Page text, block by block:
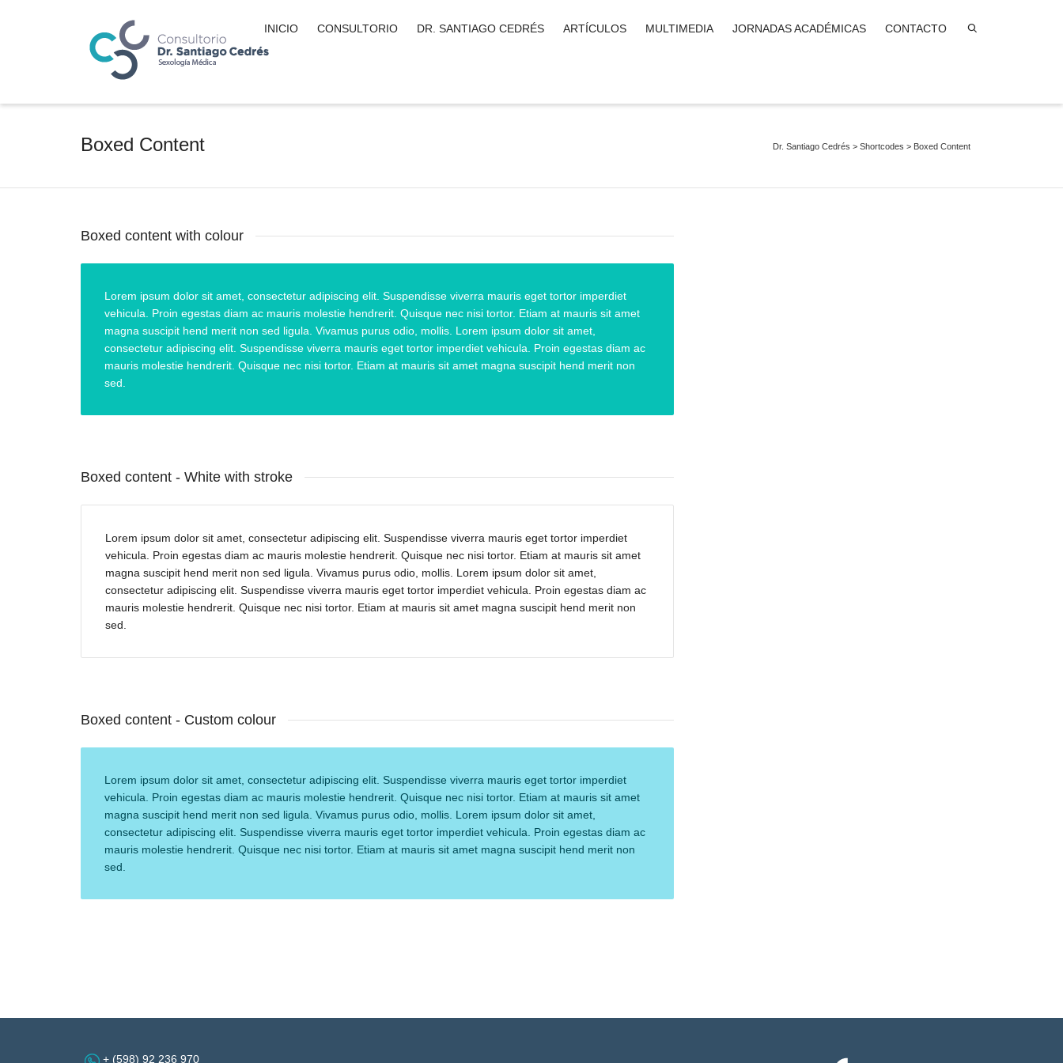
INICIO CONSULTORIO DR. SANTIAGO CEDRÉS ARTÍCULOS MULTIMEDIA JORNADAS ACADÉMICAS CONTACTO
Boxed Content Dr. Santiago Cedrés > Shortcodes > Boxed Content
Boxed content with colour
Lorem ipsum dolor sit amet, consectetur adipiscing elit. Suspendisse viverra mauris eget tortor imperdiet
vehicula. Proin egestas diam ac mauris molestie hendrerit. Quisque nec nisi tortor. Etiam at mauris sit amet
magna suscipit hend merit non sed ligula. Vivamus purus odio, mollis. Lorem ipsum dolor sit amet,
consectetur adipiscing elit. Suspendisse viverra mauris eget tortor imperdiet vehicula. Proin egestas diam ac
mauris molestie hendrerit. Quisque nec nisi tortor. Etiam at mauris sit amet magna suscipit hend merit non
sed.
Boxed content - White with stroke
Lorem ipsum dolor sit amet, consectetur adipiscing elit. Suspendisse viverra mauris eget tortor imperdiet
vehicula. Proin egestas diam ac mauris molestie hendrerit. Quisque nec nisi tortor. Etiam at mauris sit amet
magna suscipit hend merit non sed ligula. Vivamus purus odio, mollis. Lorem ipsum dolor sit amet,
consectetur adipiscing elit. Suspendisse viverra mauris eget tortor imperdiet vehicula. Proin egestas diam ac
mauris molestie hendrerit. Quisque nec nisi tortor. Etiam at mauris sit amet magna suscipit hend merit non
sed.
Boxed content - Custom colour
Lorem ipsum dolor sit amet, consectetur adipiscing elit. Suspendisse viverra mauris eget tortor imperdiet
vehicula. Proin egestas diam ac mauris molestie hendrerit. Quisque nec nisi tortor. Etiam at mauris sit amet
magna suscipit hend merit non sed ligula. Vivamus purus odio, mollis. Lorem ipsum dolor sit amet,
consectetur adipiscing elit. Suspendisse viverra mauris eget tortor imperdiet vehicula. Proin egestas diam ac
mauris molestie hendrerit. Quisque nec nisi tortor. Etiam at mauris sit amet magna suscipit hend merit non
sed.
+ (598) 92 236 970